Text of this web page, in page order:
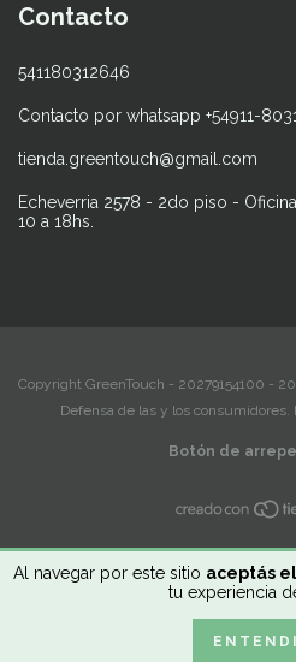
Al navegar por este sitio aceptás
tu experiencia
Contacto
541180312646
Contacto por whatsapp +54911-
tienda.greentouch@gmail.com
Echeverria 2578 - 2do piso -
10 a 18hs.
Copyright GreenTouch - 20279154100 -
Defensa de las y los consumidores.
Botón de